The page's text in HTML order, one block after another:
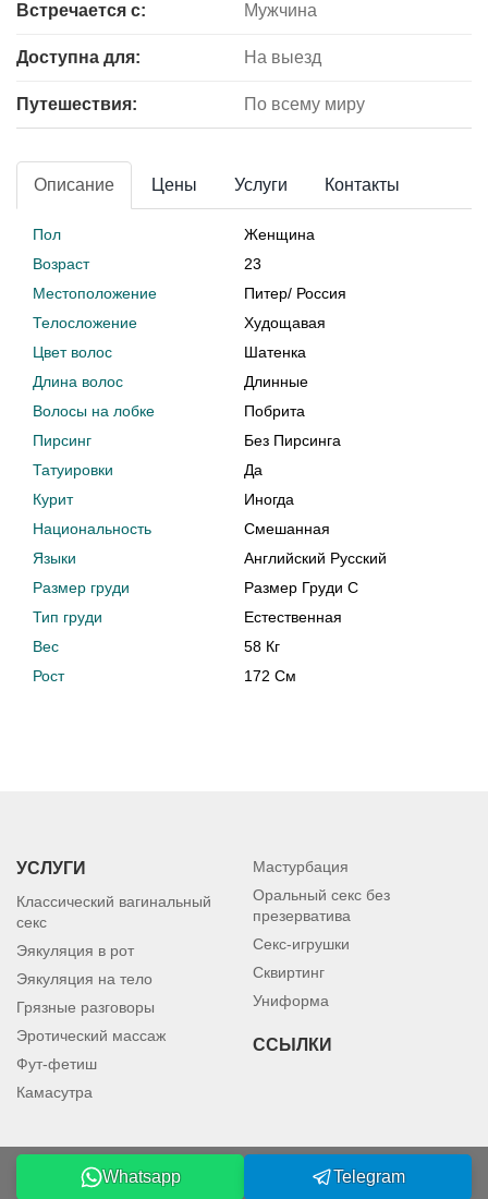
Встречается с: Мужчина
Доступна для: На выезд
Путешествия: По всему миру
Описание Цены Услуги Контакты
Пол
Женщина
Возраст
23
Местоположение
Питер/ Россия
Телосложение
Худощавая
Цвет волос
Шатенка
Длина волос
Длинные
Волосы на лобке
Побрита
Пирсинг
Без Пирсинга
Татуировки
Да
Курит
Иногда
Национальность
Смешанная
Языки
Английский Русский
Размер груди
Размер Груди C
Тип груди
Естественная
Вес
58 Кг
Рост
172 См
УСЛУГИ
Классический вагинальный
секс
Эякуляция в рот
Эякуляция на тело
Грязные разговоры
Эротический массаж
Фут-фетиш
Камасутра
Мастурбация
Оральный секс без
презерватива
Секс-игрушки
Сквиртинг
Униформа
ССЫЛКИ
©2026 petersburgmodels.com. Все права защищены.
Whatsapp Telegram